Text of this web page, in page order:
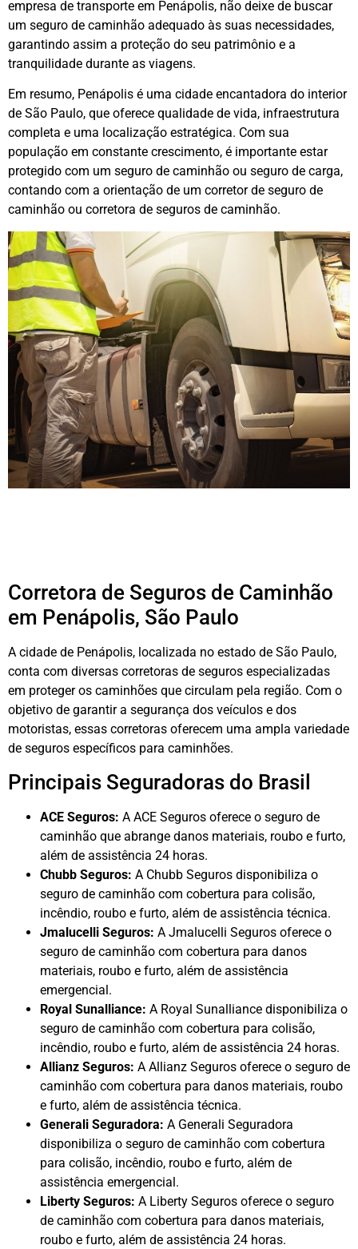
empresa de transporte em Penápolis, não deixe de buscar
um seguro de caminhão adequado às suas necessidades,
garantindo assim a proteção do seu patrimônio e a
tranquilidade durante as viagens.
Em resumo, Penápolis é uma cidade encantadora do interior
de São Paulo, que oferece qualidade de vida, infraestrutura
completa e uma localização estratégica. Com sua
população em constante crescimento, é importante estar
protegido com um seguro de caminhão ou seguro de carga,
contando com a orientação de um corretor de seguro de
caminhão ou corretora de seguros de caminhão.
Corretora de Seguros de Caminhão
em Penápolis, São Paulo
A cidade de Penápolis, localizada no estado de São Paulo,
conta com diversas corretoras de seguros especializadas
em proteger os caminhões que circulam pela região. Com o
objetivo de garantir a segurança dos veículos e dos
motoristas, essas corretoras oferecem uma ampla variedade
de seguros específicos para caminhões.
Principais Seguradoras do Brasil
ACE Seguros: A ACE Seguros oferece o seguro de
caminhão que abrange danos materiais, roubo e furto,
além de assistência 24 horas.
Chubb Seguros: A Chubb Seguros disponibiliza o
seguro de caminhão com cobertura para colisão,
incêndio, roubo e furto, além de assistência técnica.
Jmalucelli Seguros: A Jmalucelli Seguros oferece o
seguro de caminhão com cobertura para danos
materiais, roubo e furto, além de assistência
emergencial.
Royal Sunalliance: A Royal Sunalliance disponibiliza o
seguro de caminhão com cobertura para colisão,
incêndio, roubo e furto, além de assistência 24 horas.
Allianz Seguros: A Allianz Seguros oferece o seguro de
caminhão com cobertura para danos materiais, roubo
e furto, além de assistência técnica.
Generali Seguradora: A Generali Seguradora
disponibiliza o seguro de caminhão com cobertura
para colisão, incêndio, roubo e furto, além de
assistência emergencial.
Liberty Seguros: A Liberty Seguros oferece o seguro
de caminhão com cobertura para danos materiais,
roubo e furto, além de assistência 24 horas.